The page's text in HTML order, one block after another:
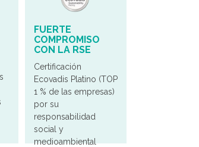
FUERTE
COMPROMISO
CON LA RSE
Certificación
Ecovadis Platino (TOP
1 % de las empresas)
por su
responsabilidad
social y
medioambiental